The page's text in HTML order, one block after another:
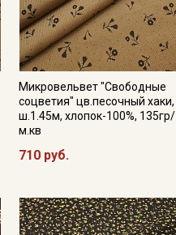
Микровельвет "Свободные
соцветия" цв.песочный хаки,
ш.1.45м, хлопок-100%, 135гр/
м.кв
710 руб.